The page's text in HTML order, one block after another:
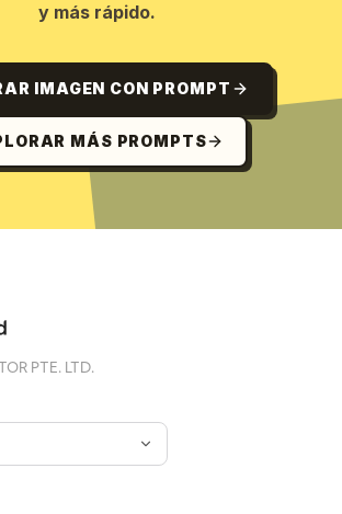
y más rápido.
IMAGEN CON PROMPT
MÁS PROMPTS
PTE. LTD.